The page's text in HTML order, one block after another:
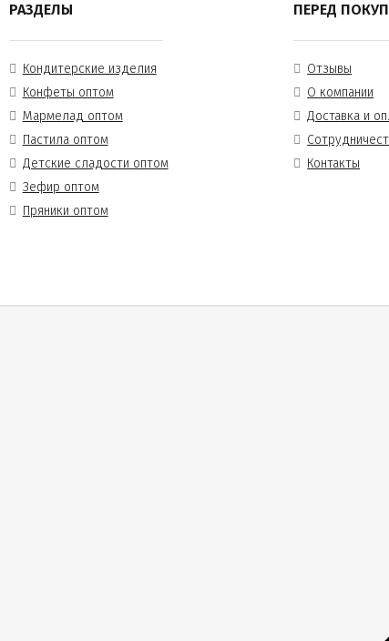
РАЗДЕЛЫ
Кондитерские изделия
Конфеты оптом
Мармелад оптом
Пастила оптом
Детские сладости оптом
Зефир оптом
Пряники оптом
ПЕРЕД
Отзывы
О компании
Доставка и
Контакты